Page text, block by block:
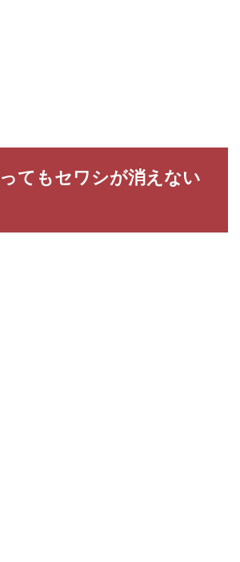
てもセワシが消えない